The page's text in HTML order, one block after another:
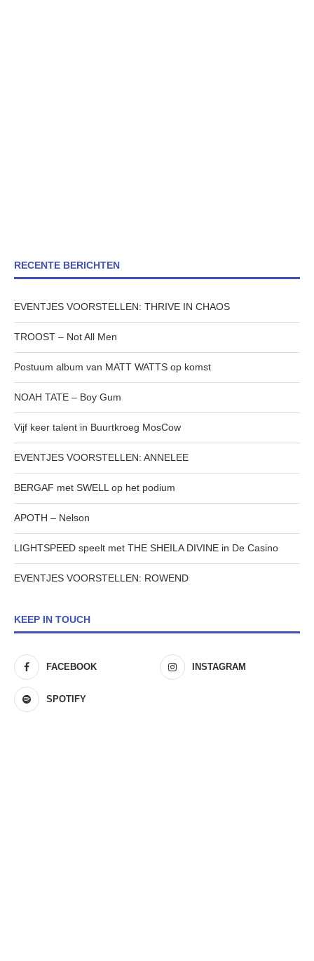
RECENTE BERICHTEN
EVENTJES VOORSTELLEN: THRIVE IN CHAOS
TROOST – Not All Men
Postuum album van MATT WATTS op komst
NOAH TATE – Boy Gum
Vijf keer talent in Buurtkroeg MosCow
EVENTJES VOORSTELLEN: ANNELEE
BERGAF met SWELL op het podium
APOTH – Nelson
LIGHTSPEED speelt met THE SHEILA DIVINE in De Casino
EVENTJES VOORSTELLEN: ROWEND
KEEP IN TOUCH
FACEBOOK INSTAGRAM
SPOTIFY